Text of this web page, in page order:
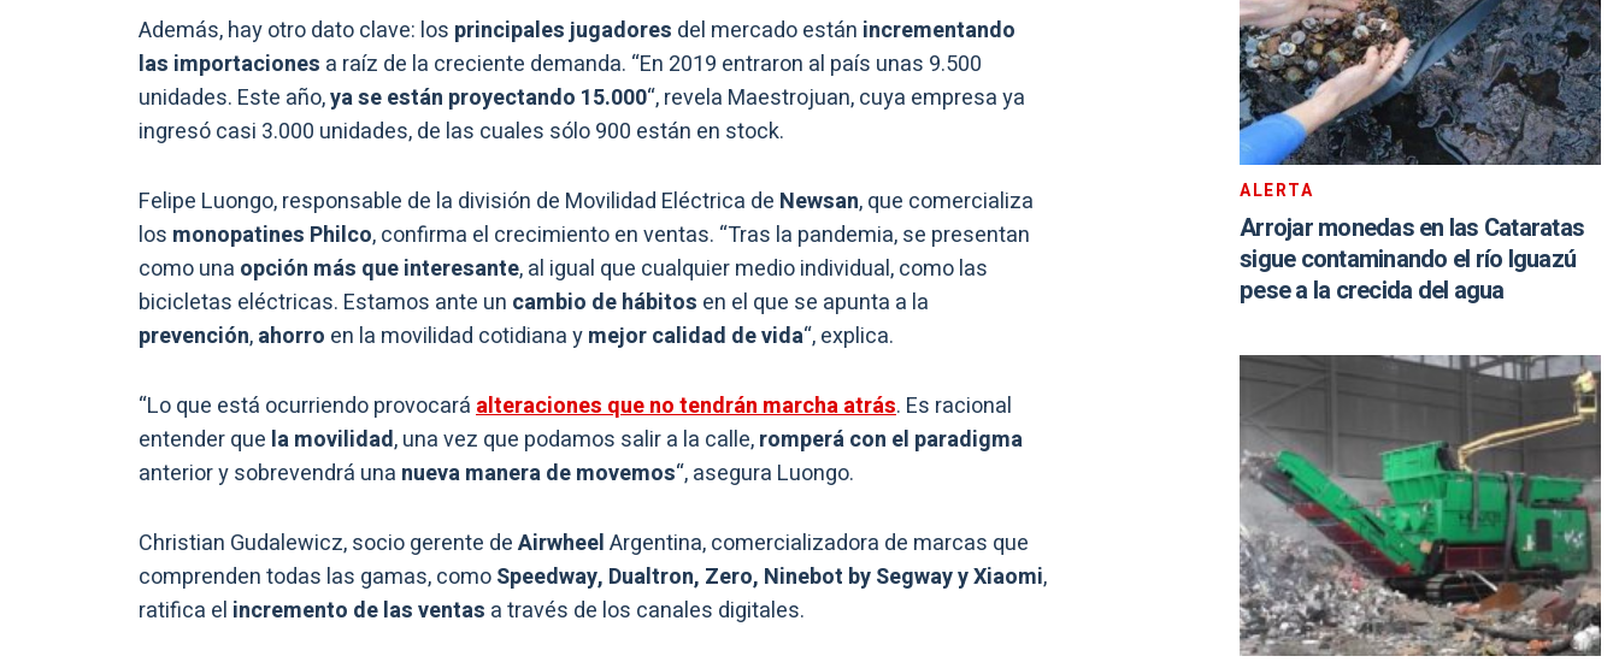
Además, hay otro dato clave: los principales jugadores del mercado están incrementando
las importaciones a raíz de la creciente demanda. “En 2019 entraron al país unas 9.500
unidades. Este año,ya se están proyectando 15.000“, revela Maestrojuan, cuya empresa ya
ingresó casi 3.000 unidades, de las cuales sólo 900 están en stock.
Felipe Luongo, responsable de la división de Movilidad Eléctrica de Newsan, que comercializa
los monopatines Philco, confirma el crecimiento en ventas. “Tras la pandemia, se presentan
como una opción más que interesante, al igual que cualquier medio individual, como las
bicicletas eléctricas. Estamos ante un cambio de hábitos en el que se apunta a la
prevención,ahorro en la movilidad cotidiana ymejor calidad de vida“, explica.
“Lo que está ocurriendo provocaráalteraciones que no tendrán marcha atrás. Es racional
entender que la movilidad, una vez que podamos salir a la calle,romperá con el paradigma
anterior y sobrevendrá una nueva manerade movemos“, asegura Luongo.
Christian Gudalewicz, socio gerente deAirwheelArgentina, comercializadora de marcas que
comprenden todas las gamas, comoSpeedway, Dualtron, Zero, Ninebot by Segway y Xiaomi,
ratifica el incremento de las ventas a través de los canales digitales.
ALERTA
Arrojar monedas en las Cataratas
sigue contaminando el río Iguazú
pese a la crecida del agua